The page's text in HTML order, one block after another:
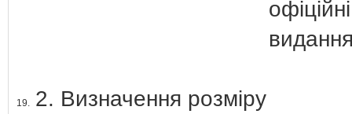
19. 2. Визначення розміру